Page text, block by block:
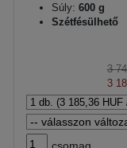
Súly: 600 g
Szétfésülhető
3
3
csomag